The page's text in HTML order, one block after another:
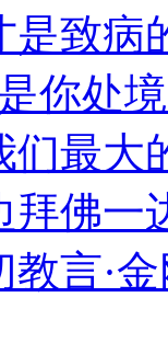
是致病
你处
们最大
拜佛一
言·